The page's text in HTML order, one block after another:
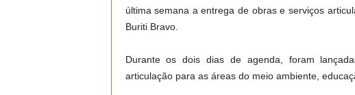
última semana a entrega de obras e serviços
Buriti Bravo.
Durante os dois dias de agenda, foram
articulação para as áreas do meio ambiente,